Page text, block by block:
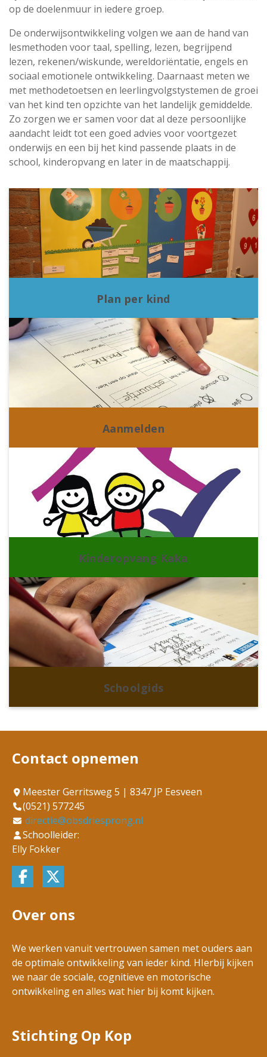
op de doelenmuur in iedere groep.
De onderwijsontwikkeling volgen we aan de hand van
lesmethoden voor taal, spelling, lezen, begrijpend
lezen, rekenen/wiskunde, wereldoriëntatie, engels en
sociaal emotionele ontwikkeling. Daarnaast meten we
met methodetoetsen en leerlingvolgstystemen de groei
van het kind ten opzichte van het landelijk gemiddelde.
Zo zorgen we er samen voor dat al deze persoonlijke
aandacht leidt tot een goed advies voor voortgezet
onderwijs en een bij het kind passende plaats in de
school, kinderopvang en later in de maatschappij.
Plan per kind
Aanmelden
Kinderopvang Kaka
Schoolgids
Contact opnemen
Meester Gerritsweg 5 | 8347 JP Eesveen
(0521) 577245
directie@obsdriesprong.nl
Schoolleider:
Elly Fokker
Over ons
We werken vanuit vertrouwen samen met ouders aan
de optimale ontwikkeling van ieder kind. HIerbij kijken
we naar de sociale, cognitieve en motorische
ontwikkeling en alles wat hier bij komt kijken.
Stichting Op Kop